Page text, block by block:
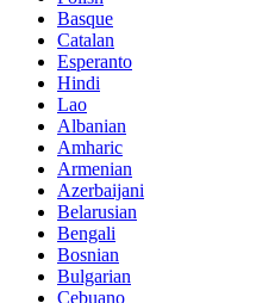
Basque
Catalan
Esperanto
Hindi
Lao
Albanian
Amharic
Armenian
Azerbaijani
Belarusian
Bengali
Bosnian
Bulgarian
Cebuano